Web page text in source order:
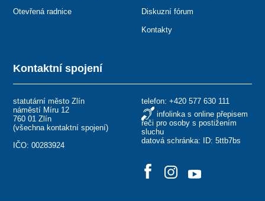
Kontaktní spojení
statutární město Zlín
náměstí Míru 12
760 01 Zlín
(všechna kontaktní spojení)
IČO: 00283924
telefon: +420 577 630 111
infolinka s online přepisem
řeči pro osoby s postižením
sluchu
datová schránka: ID: 5ttb7bs
Otevřená radnice Diskuzní fórum
Kontakty